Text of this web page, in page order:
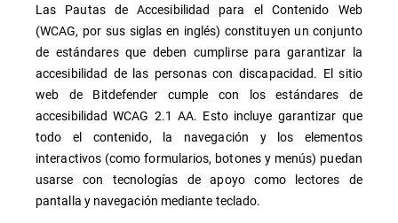
Las Pautas de Accesibilidad para el Contenido Web
(WCAG, por sus siglas en inglés) constituyen un conjunto
de estándares que deben cumplirse para garantizar la
accesibilidad de las personas con discapacidad. El sitio
web de Bitdefender cumple con los estándares de
accesibilidad WCAG 2.1 AA. Esto incluye garantizar que
todo el contenido, la navegación y los elementos
interactivos (como formularios, botones y menús) puedan
usarse con tecnologías de apoyo como lectores de
pantalla y navegación mediante teclado.